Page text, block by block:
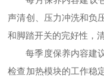
声清创、压力冲洗和负
和脚踏开关的完好性，
每季度保养内容建
检查加热模块的工作稳